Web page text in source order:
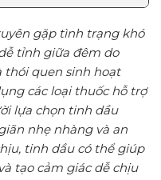
gặp tình trạng khó
tỉnh giữa đêm do
thói quen sinh hoạt
các loại thuốc hỗ trợ
lựa chọn tinh dầu
nhẹ nhàng và an
tinh dầu có thể giúp
tạo cảm giác dễ chịu